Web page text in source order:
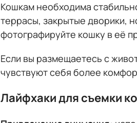
Кошкам необходима
террасы, закрытые дворики,
фотографируйте кошку в её
Если вы размещаетесь с
чувствуют себя более
Лайфхаки для съемки